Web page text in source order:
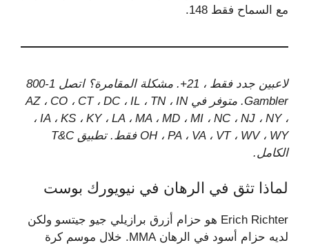
مع السماح فقط 148.
لاعبين جدد فقط ، 21+. مشكلة المقامرة؟ اتصل 1-800
Gambler. متوفر في AZ ، CO ، CT ، DC ، IL ، TN ، IN
، IA ، KS ، KY ، LA ، MA ، MD ، MI ، NC ، NJ ، NY ،
OH ، PA ، VA ، VT ، WV ، WY فقط. تطبيق T&C
الكامل.
لماذا تثق في الرهان في نيويورك بوست
Erich Richter هو حزام أزرق برازيلي جيو جيتسو ولكن
لديه حزام أسود في الرهان MMA. خلال موسم كرة